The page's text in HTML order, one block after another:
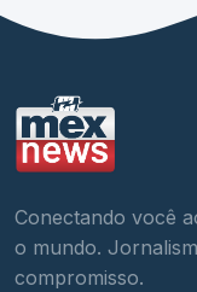
Conectando você
o mundo.
compromisso.